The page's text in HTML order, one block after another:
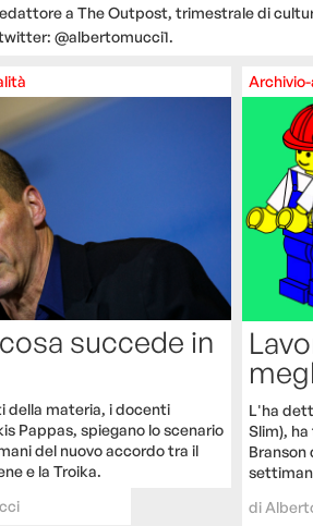
a The Outpost, trimestrale di
@albertomucci1.
succede in
della materia, i docenti
Pappas, spiegano lo scenario
del nuovo accordo tra il
e la Troika.
L'ha
Slim),
Branson
di